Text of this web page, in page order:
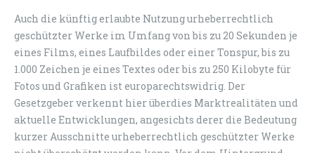
Auch die künftig erlaubte Nutzung urheberrechtlich
geschützter Werke im Umfang von bis zu 20 Sekunden je
eines Films, eines Laufbildes oder einer Tonspur, bis zu
1.000 Zeichen je eines Textes oder bis zu 250 Kilobyte für
Fotos und Grafiken ist europarechtswidrig. Der
Gesetzgeber verkennt hier überdies Marktrealitäten und
aktuelle Entwicklungen, angesichts derer die Bedeutung
kurzer Ausschnitte urheberrechtlich geschützter Werke